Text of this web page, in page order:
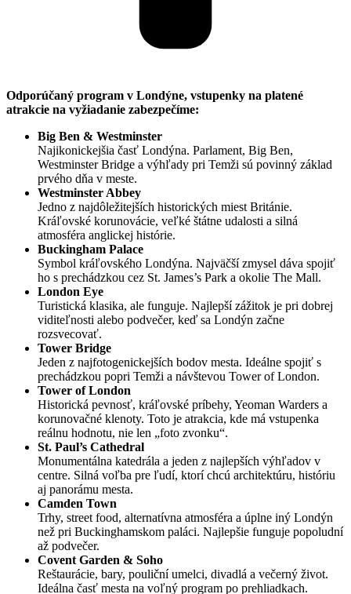
Odporúčaný program v Londýne, vstupenky na platené
atrakcie na vyžiadanie zabezpečíme:
Big Ben & Westminster
Najikonickejšia časť Londýna. Parlament, Big Ben,
Westminster Bridge a výhľady pri Temži sú povinný základ
prvého dňa v meste.
Westminster Abbey
Jedno z najdôležitejších historických miest Británie.
Kráľovské korunovácie, veľké štátne udalosti a silná
atmosféra anglickej histórie.
Buckingham Palace
Symbol kráľovského Londýna. Najväčší zmysel dáva spojiť
ho s prechádzkou cez St. James’s Park a okolie The Mall.
London Eye
Turistická klasika, ale funguje. Najlepší zážitok je pri dobrej
viditeľnosti alebo podvečer, keď sa Londýn začne
rozsvecovať.
Tower Bridge
Jeden z najfotogenickejších bodov mesta. Ideálne spojiť s
prechádzkou popri Temži a návštevou Tower of London.
Tower of London
Historická pevnosť, kráľovské príbehy, Yeoman Warders a
korunovačné klenoty. Toto je atrakcia, kde má vstupenka
reálnu hodnotu, nie len „foto zvonku“.
St. Paul’s Cathedral
Monumentálna katedrála a jeden z najlepších výhľadov v
centre. Silná voľba pre ľudí, ktorí chcú architektúru, históriu
aj panorámu mesta.
Camden Town
Trhy, street food, alternatívna atmosféra a úplne iný Londýn
než pri Buckinghamskom paláci. Najlepšie funguje popoludní
až podvečer.
Covent Garden & Soho
Reštaurácie, bary, pouliční umelci, divadlá a večerný život.
Ideálna časť mesta na voľný program po prehliadkach.